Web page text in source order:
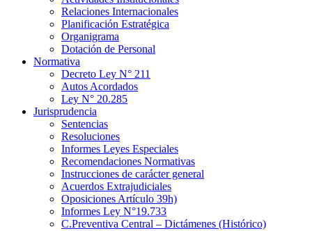
Relaciones Internacionales
Planificación Estratégica
Organigrama
Dotación de Personal
Normativa
Decreto Ley N° 211
Autos Acordados
Ley N° 20.285
Jurisprudencia
Sentencias
Resoluciones
Informes Leyes Especiales
Recomendaciones Normativas
Instrucciones de carácter general
Acuerdos Extrajudiciales
Oposiciones Artículo 39h)
Informes Ley N°19.733
C.Preventiva Central – Dictámenes (Histórico)